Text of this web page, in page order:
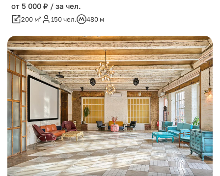
от 5 000 ₽ / за чел.
200 м² 150 чел. 480 м